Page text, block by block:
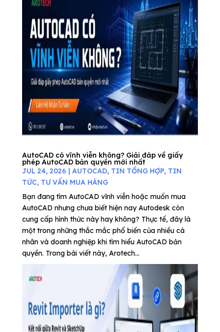
AutoCAD có vĩnh viễn không? Giải đáp về giấy
phép AutoCAD bản quyền mới nhất
JUL 24, 2026 | AUTOCAD, TIN TỔNG HỢP, TIN
TỨC, TƯ VẤN MUA HÀNG
Bạn đang tìm AutoCAD vĩnh viễn hoặc muốn mua
AutoCAD nhưng chưa biết hiện nay Autodesk còn
cung cấp hình thức này hay không? Thực tế, đây là
một trong những thắc mắc phổ biến của nhiều cá
nhân và doanh nghiệp khi tìm hiểu AutoCAD bản
quyền. Trong bài viết này, Arotech...